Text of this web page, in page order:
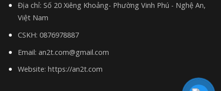
Địa chỉ: Số 20 Xiêng Khoảng- Phường Vinh Phú - Nghệ An,
Việt Nam
CSKH: 0876978887
Email: an2t.com@gmail.com
Website: https://an2t.com